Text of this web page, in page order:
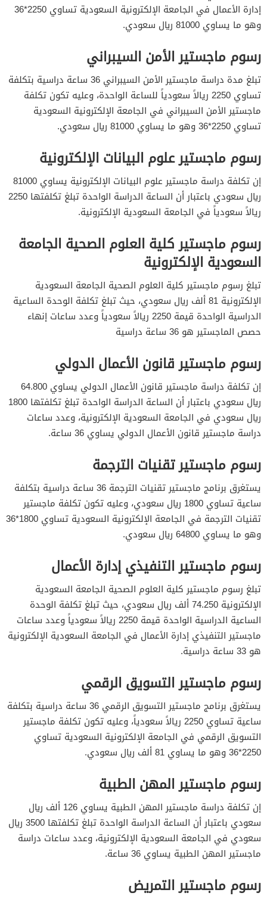
إدارة الأعمال في الجامعة الإلكترونية السعودية تساوي 2250*36
وهو ما يساوي 81000 ريال سعودي.
رسوم ماجستير الأمن السيبراني
تبلغ مدة دراسة ماجستير الأمن السيبراني 36 ساعة دراسية بتكلفة
تساوي 2250 ريالاً سعودياً للساعة الواحدة، وعليه تكون تكلفة
ماجستير الأمن السيبراني في الجامعة الإلكترونية السعودية
تساوي 2250*36 وهو ما يساوي 81000 ريال سعودي.
رسوم ماجستير علوم البيانات الإلكترونية
إن تكلفة دراسة ماجستير علوم البيانات الإلكترونية يساوي 81000
ريال سعودي باعتبار أن الساعة الدراسة الواحدة تبلغ تكلفتها 2250
ريالاً سعودياً في الجامعة السعودية الإلكترونية.
رسوم ماجستير كلية العلوم الصحية الجامعة
السعودية الإلكترونية
تبلغ رسوم ماجستير كلية العلوم الصحية الجامعة السعودية
الإلكترونية 81 ألف ريال سعودي، حيث تبلغ تكلفة الوحدة الساعية
الدراسية الواحدة قيمة 2250 ريالاً سعودياً وعدد ساعات إنهاء
حصص الماجستير هو 36 ساعة دراسية
رسوم ماجستير قانون الأعمال الدولي
إن تكلفة دراسة ماجستير قانون الأعمال الدولي يساوي 64.800
ريال سعودي باعتبار أن الساعة الدراسة الواحدة تبلغ تكلفتها 1800
ريال سعودي في الجامعة السعودية الإلكترونية، وعدد ساعات
دراسة ماجستير قانون الأعمال الدولي يساوي 36 ساعة.
رسوم ماجستير تقنيات الترجمة
يستغرق برنامج ماجستير تقنيات الترجمة 36 ساعة دراسية بتكلفة
ساعية تساوي 1800 ريال سعودي، وعليه تكون تكلفة ماجستير
تقنيات الترجمة في الجامعة الإلكترونية السعودية تساوي 1800*36
وهو ما يساوي 64800 ريال سعودي.
رسوم ماجستير التنفيذي إدارة الأعمال
تبلغ رسوم ماجستير كلية العلوم الصحية الجامعة السعودية
الإلكترونية 74.250 ألف ريال سعودي، حيث تبلغ تكلفة الوحدة
الساعية الدراسية الواحدة قيمة 2250 ريالاً سعودياً وعدد ساعات
ماجستير التنفيذي إدارة الأعمال في الجامعة السعودية الإلكترونية
هو 33 ساعة دراسية.
رسوم ماجستير التسويق الرقمي
يستغرق برنامج ماجستير التسويق الرقمي 36 ساعة دراسية بتكلفة
ساعية تساوي 2250 ريالاً سعودياً، وعليه تكون تكلفة ماجستير
التسويق الرقمي في الجامعة الإلكترونية السعودية تساوي
2250*36 وهو ما يساوي 81 ألف ريال سعودي.
رسوم ماجستير المهن الطبية
إن تكلفة دراسة ماجستير المهن الطبية يساوي 126 ألف ريال
سعودي باعتبار أن الساعة الدراسة الواحدة تبلغ تكلفتها 3500 ريال
سعودي في الجامعة السعودية الإلكترونية، وعدد ساعات دراسة
ماجستير المهن الطبية يساوي 36 ساعة.
رسوم ماجستير التمريض